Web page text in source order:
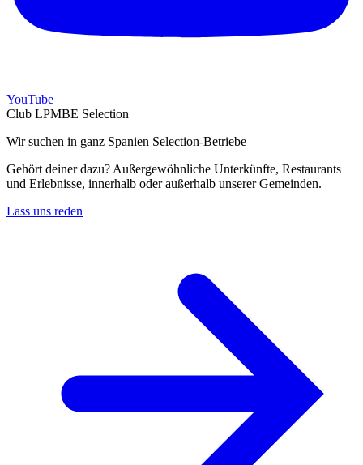
YouTube
Club LPMBE Selection
Wir suchen in ganz Spanien Selection-Betriebe
Gehört deiner dazu? Außergewöhnliche Unterkünfte, Restaurants
und Erlebnisse, innerhalb oder außerhalb unserer Gemeinden.
Lass uns reden